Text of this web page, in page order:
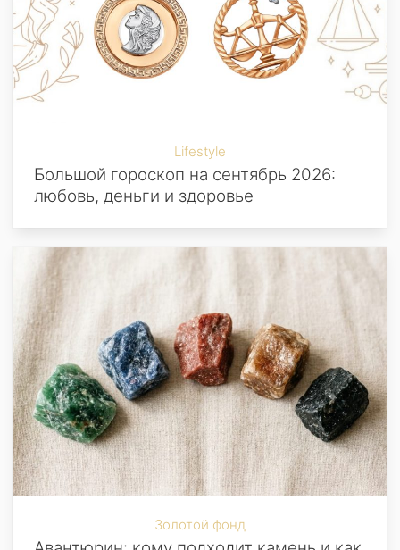
Lifestyle
Большой гороскоп на сентябрь 2026:
любовь, деньги и здоровье
Золотой фонд